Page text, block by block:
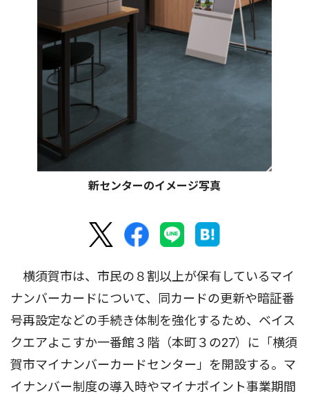
新センターのイメージ写真
横須賀市は、市民の８割以上が保有しているマイ
ナンバーカードについて、同カードの更新や暗証番
号再設定などの手続き体制を強化するため、ベイス
クエアよこすか一番館３階（本町３の27）に「横須
賀市マイナンバーカードセンター」を開設する。マ
イナンバー制度の導入時やマイナポイント事業期間